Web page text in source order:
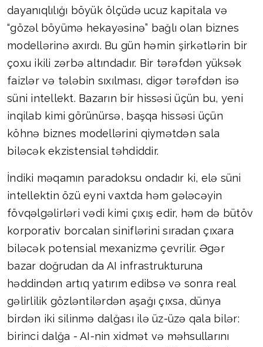
dayanıqlılığı böyük ölçüdə ucuz kapitala və
“gözəl böyümə hekayəsinə” bağlı olan biznes
modellərinə axırdı. Bu gün həmin şirkətlərin bir
çoxu ikili zərbə altındadır. Bir tərəfdən yüksək
faizlər və tələbin sıxılması, digər tərəfdən isə
süni intellekt. Bazarın bir hissəsi üçün bu, yeni
inqilab kimi görünürsə, başqa hissəsi üçün
köhnə biznes modellərini qiymətdən sala
biləcək ekzistensial təhdiddir.
İndiki məqamın paradoksu ondadır ki, elə süni
intellektin özü eyni vaxtda həm gələcəyin
fövqəlgəlirləri vədi kimi çıxış edir, həm də bütöv
korporativ borcalan siniflərini sıradan çıxara
biləcək potensial mexanizmə çevrilir. Əgər
bazar doğrudan da AI infrastrukturuna
həddindən artıq yatırım edibsə və sonra real
gəlirlilik gözləntilərdən aşağı çıxsa, dünya
birdən iki silinmə dalğası ilə üz-üzə qala bilər:
birinci dalğa - AI-nin xidmət və məhsullarını